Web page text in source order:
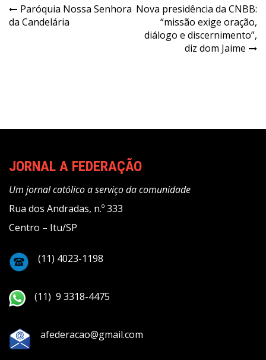
Navegação
de
Paróquia Nossa Senhora
da Candelária
Nova presidência da CNBB:
“missão exige oração,
diálogo e discernimento”,
diz dom Jaime
JORNAL A FEDERAÇÃO
Um jornal católico a serviço da comunidade
Rua dos Andradas, n.º 333
Centro – Itu/SP
(11) 4023-1198
(11) 9 3318-4475
afederacao@gmail.com